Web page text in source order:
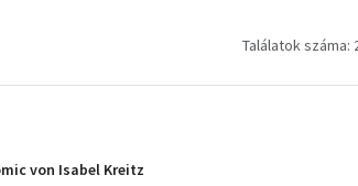
Találatok száma:
von Isabel Kreitz